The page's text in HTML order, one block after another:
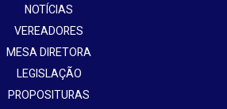
NOTÍCIAS
VEREADORES
MESA DIRETORA
LEGISLAÇÃO
PROPOSITURAS